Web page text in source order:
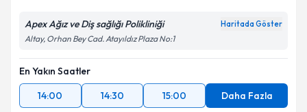
Apex Ağız ve Diş sağlığı Polikliniği Haritada Göster
Altay, Orhan Bey Cad. Atayıldız Plaza No:1
En Yakın Saatler
14:00
14:30 15:00 Daha Fazla